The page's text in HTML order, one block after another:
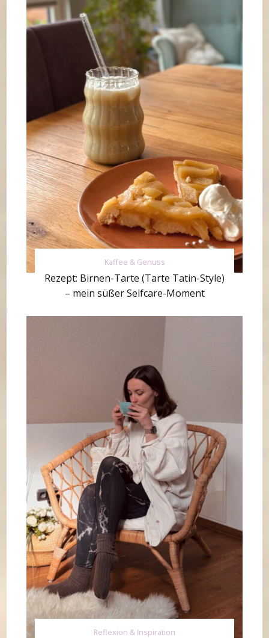
Kaffee & Genuss
Rezept: Birnen-Tarte (Tarte Tatin-Style)
– mein süßer Selfcare-Moment
Reflexion & Inspiration